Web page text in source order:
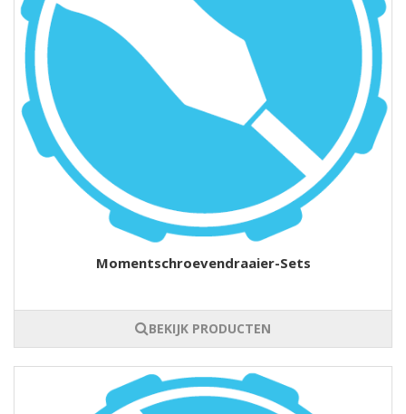
Momentschroevendraaier-Sets
BEKIJK PRODUCTEN